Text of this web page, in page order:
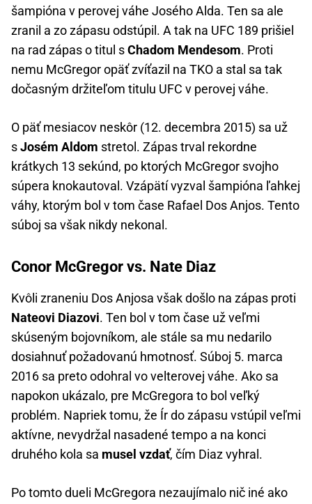
šampióna v perovej váhe Josého Alda. Ten sa ale
zranil a zo zápasu odstúpil. A tak na UFC 189 prišiel
na rad zápas o titul sChadom Mendesom. Proti
nemu McGregor opäť zvíťazil na TKO a stal sa tak
dočasným držiteľom titulu UFC v perovej váhe.
O päť mesiacov neskôr (12. decembra 2015) sa už
sJosém Aldom stretol. Zápas trval rekordne
krátkych 13 sekúnd, po ktorých McGregor svojho
súpera knokautoval. Vzápätí vyzval šampióna ľahkej
váhy, ktorým bol v tom čase Rafael Dos Anjos. Tento
súboj sa však nikdy nekonal.
Conor McGregor vs. Nate Diaz
Kvôli zraneniu Dos Anjosa však došlo na zápas proti
Nateovi Diazovi. Ten bol v tom čase už veľmi
skúseným bojovníkom, ale stále sa mu nedarilo
dosiahnuť požadovanú hmotnosť. Súboj 5. marca
2016 sa preto odohral vo velterovej váhe. Ako sa
napokon ukázalo, pre McGregora to bol veľký
problém. Napriek tomu, že Ír do zápasu vstúpil veľmi
aktívne, nevydržal nasadené tempo a na konci
druhého kola sa musel vzdať, čím Diaz vyhral.
Po tomto dueli McGregora nezaujímalo nič iné ako